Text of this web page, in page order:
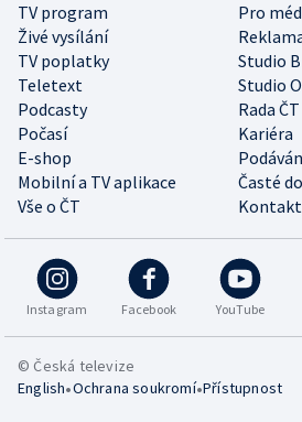
TV program
Pro
Živé vysílání
TV poplatky
Studio
Teletext
Studio
Podcasty
Rada ČT
Počasí
Kariéra
E-shop
Mobilní a TV aplikace
Časté
Vše o ČT
Instagram Facebook YouTube
© Česká televize
English•Ochrana soukromí•Přístupnost